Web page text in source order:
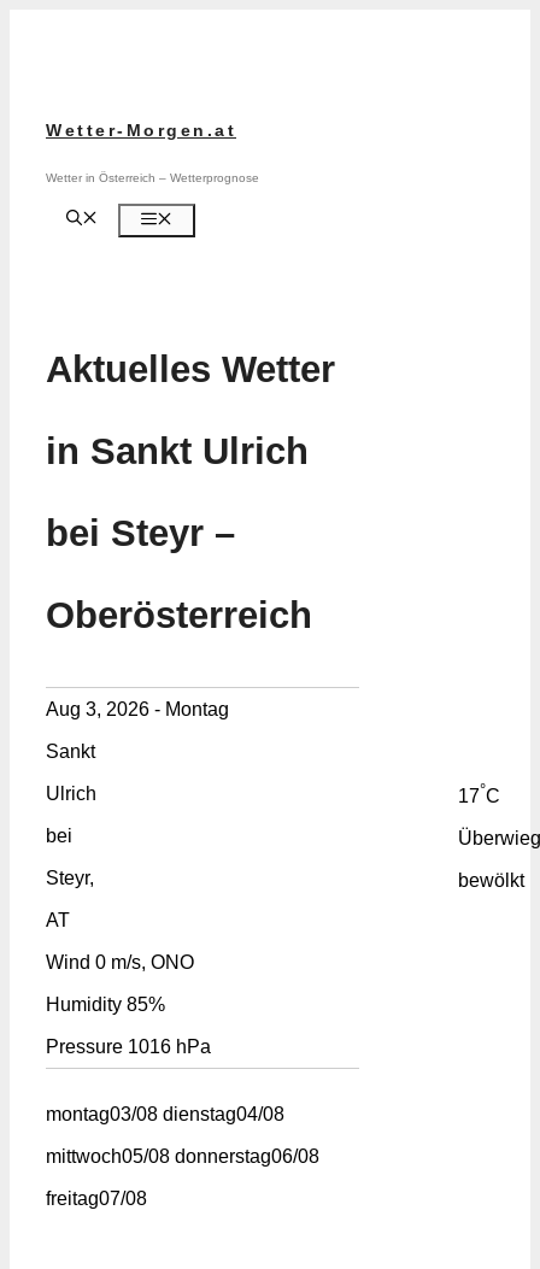
Wetter-Morgen.at
Wetter in Österreich – Wetterprognose
Aktuelles Wetter
in Sankt Ulrich
bei Steyr –
Oberösterreich
Aug 3, 2026 - Montag
Sankt
Ulrich
bei
Steyr,
AT
17°C
bewölkt
Wind 0 m/s, ONO
Humidity 85%
Pressure 1016 hPa
montag03/08 dienstag04/08
mittwoch05/08 donnerstag06/08
freitag07/08